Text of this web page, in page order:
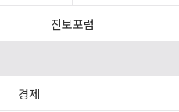
진보포럼
경제